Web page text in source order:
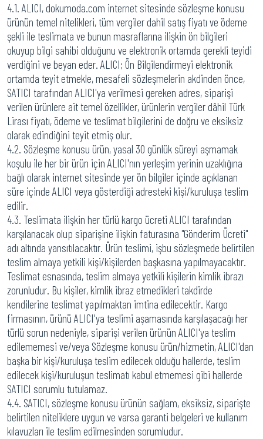
4.1. ALICI, dokumoda.com internet sitesinde sözleşme konusu
ürünün temel nitelikleri, tüm vergiler dahil satış fiyatı ve ödeme
şekli ile teslimata ve bunun masraflarına ilişkin ön bilgileri
okuyup bilgi sahibi olduğunu ve elektronik ortamda gerekli teyidi
verdiğini ve beyan eder. ALICI; Ön Bilgilendirmeyi elektronik
ortamda teyit etmekle, mesafeli sözleşmelerin akdinden önce,
SATICI tarafından ALICI'ya verilmesi gereken adres, siparişi
verilen ürünlere ait temel özellikler, ürünlerin vergiler dâhil Türk
Lirası fiyatı, ödeme ve teslimat bilgilerini de doğru ve eksiksiz
olarak edindiğini teyit etmiş olur.
4.2. Sözleşme konusu ürün, yasal 30 günlük süreyi aşmamak
koşulu ile her bir ürün için ALICI'nın yerleşim yerinin uzaklığına
bağlı olarak internet sitesinde yer ön bilgiler içinde açıklanan
süre içinde ALICI veya gösterdiği adresteki kişi/kuruluşa teslim
edilir.
4.3. Teslimata ilişkin her türlü kargo ücreti ALICI tarafından
karşılanacak olup siparişine ilişkin faturasına "Gönderim Ücreti"
adı altında yansıtılacaktır. Ürün teslimi, işbu sözleşmede belirtilen
teslim almaya yetkili kişi/kişilerden başkasına yapılmayacaktır.
Teslimat esnasında, teslim almaya yetkili kişilerin kimlik ibrazı
zorunludur. Bu kişiler, kimlik ibraz etmedikleri takdirde
kendilerine teslimat yapılmaktan imtina edilecektir. Kargo
firmasının, ürünü ALICI'ya teslimi aşamasında karşılaşacağı her
türlü sorun nedeniyle, siparişi verilen ürünün ALICI'ya teslim
edilememesi ve/veya Sözleşme konusu ürün/hizmetin, ALICI'dan
başka bir kişi/kuruluşa teslim edilecek olduğu hallerde, teslim
edilecek kişi/kuruluşun teslimatı kabul etmemesi gibi hallerde
SATICI sorumlu tutulamaz.
4.4. SATICI, sözleşme konusu ürünün sağlam, eksiksiz, siparişte
belirtilen niteliklere uygun ve varsa garanti belgeleri ve kullanım
kılavuzları ile teslim edilmesinden sorumludur.